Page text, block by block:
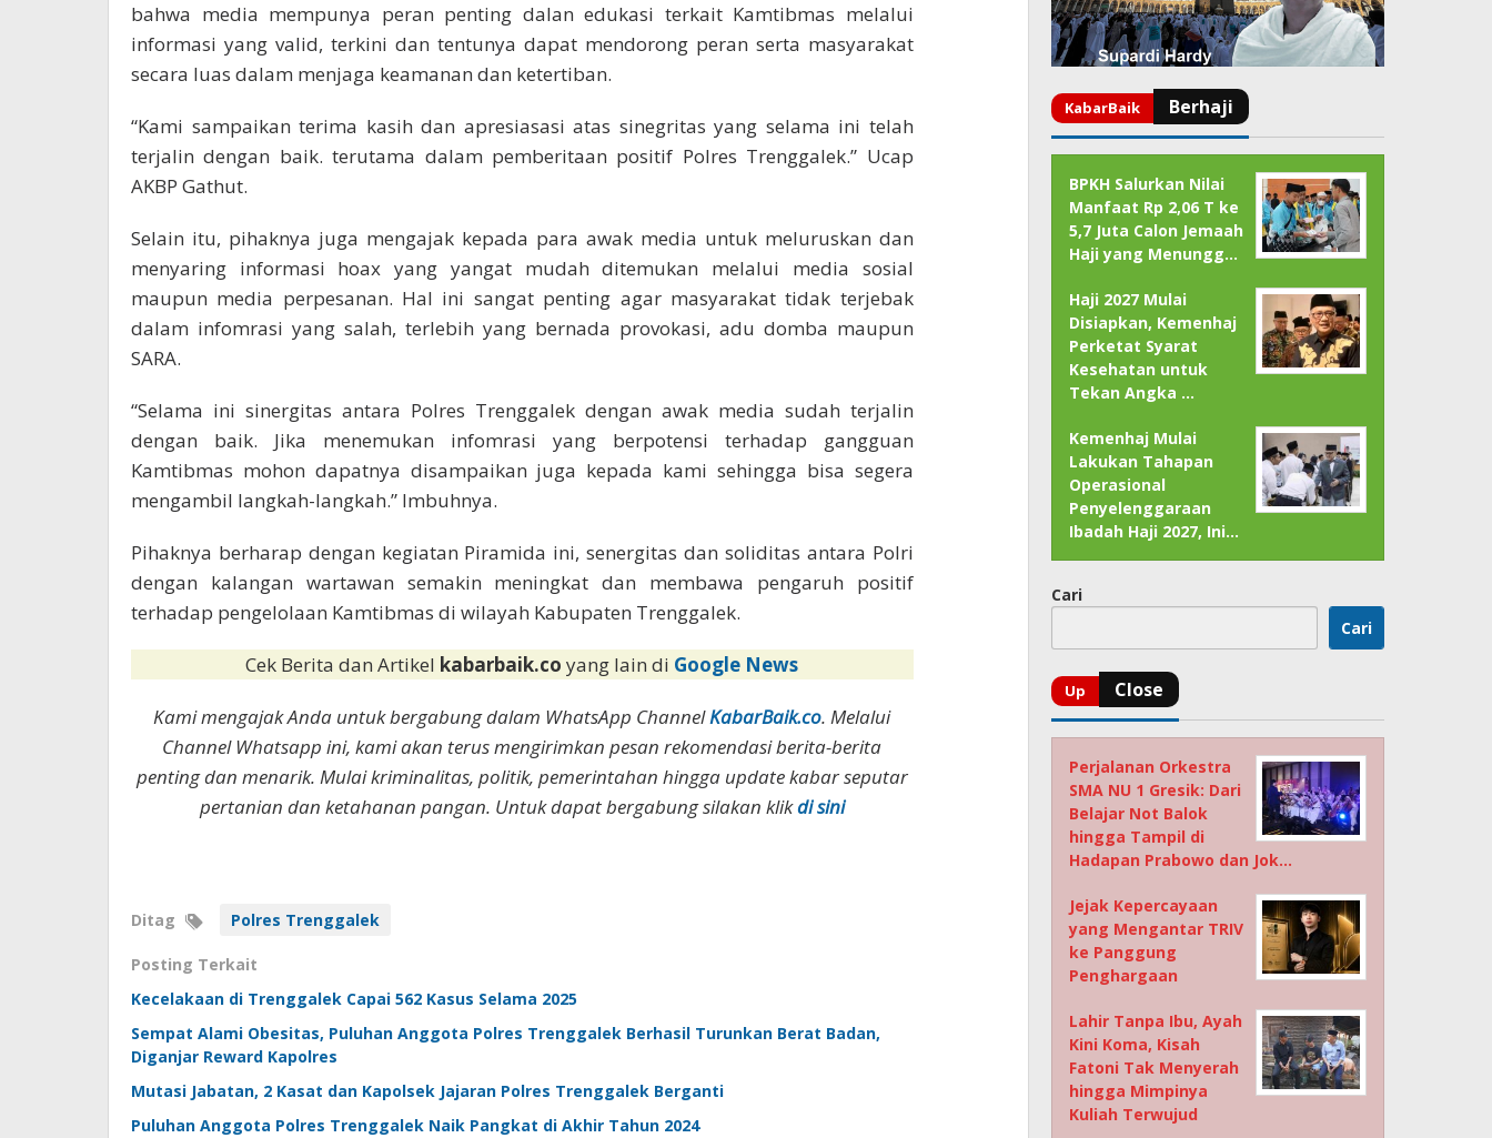
bahwa media mempunya peran penting dalan edukasi terkait Kamtibmas melalui
informasi yang valid, terkini dan tentunya dapat mendorong peran serta masyarakat
secara luas dalam menjaga keamanan dan ketertiban.
“Kami sampaikan terima kasih dan apresiasasi atas sinegritas yang selama ini telah
terjalin dengan baik. terutama dalam pemberitaan positif Polres Trenggalek.” Ucap
AKBP Gathut.
Selain itu, pihaknya juga mengajak kepada para awak media untuk meluruskan dan
menyaring informasi hoax yang yangat mudah ditemukan melalui media sosial
maupun media perpesanan. Hal ini sangat penting agar masyarakat tidak terjebak
dalam infomrasi yang salah, terlebih yang bernada provokasi, adu domba maupun
SARA.
“Selama ini sinergitas antara Polres Trenggalek dengan awak media sudah terjalin
dengan baik. Jika menemukan infomrasi yang berpotensi terhadap gangguan
Kamtibmas mohon dapatnya disampaikan juga kepada kami sehingga bisa segera
mengambil langkah-langkah.” Imbuhnya.
Pihaknya berharap dengan kegiatan Piramida ini, senergitas dan soliditas antara Polri
dengan kalangan wartawan semakin meningkat dan membawa pengaruh positif
terhadap pengelolaan Kamtibmas di wilayah Kabupaten Trenggalek.
Cek Berita dan Artikel kabarbaik.coyang lain di Google News
Kami mengajak Anda untuk bergabung dalam WhatsApp ChannelKabarBaik.co. Melalui
Channel Whatsapp ini, kami akan terus mengirimkan pesan rekomendasi berita-berita
penting dan menarik. Mulai kriminalitas, politik, pemerintahan hingga update kabar seputar
pertanian dan ketahanan pangan. Untuk dapat bergabung silakan klikdi sini
Ditag Polres Trenggalek
Posting Terkait
Kecelakaan di Trenggalek Capai 562 Kasus Selama 2025
Sempat Alami Obesitas, Puluhan Anggota Polres Trenggalek Berhasil Turunkan Berat Badan,
Diganjar Reward Kapolres
Mutasi Jabatan, 2 Kasat dan Kapolsek Jajaran Polres Trenggalek Berganti
Puluhan Anggota Polres Trenggalek Naik Pangkat di Akhir Tahun 2024
BPKH Salurkan Nilai
Manfaat Rp 2,06 T ke
5,7 Juta Calon Jemaah
Haji yang Menungg…
Haji 2027 Mulai
Disiapkan, Kemenhaj
Perketat Syarat
Kesehatan untuk
Tekan Angka …
Kemenhaj Mulai
Lakukan Tahapan
Operasional
Penyelenggaraan
Ibadah Haji 2027, Ini…
Cari
Cari
Perjalanan Orkestra
SMA NU 1 Gresik: Dari
Belajar Not Balok
hingga Tampil di
Hadapan Prabowo dan Jok…
Jejak Kepercayaan
yang Mengantar TRIV
ke Panggung
Penghargaan
Lahir Tanpa Ibu, Ayah
Kini Koma, Kisah
Fatoni Tak Menyerah
hingga Mimpinya
Kuliah Terwujud